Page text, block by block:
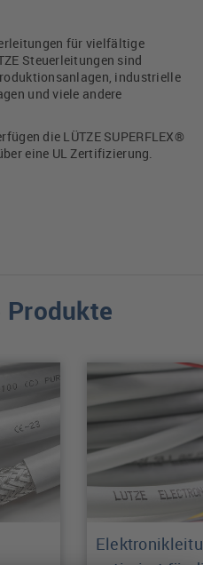
für vielfältige
Steuerleitungen sind
industrielle
und viele andere
die LÜTZE SUPERFLEX®
eine UL Zertifizierung.
Produkte
optimiert für